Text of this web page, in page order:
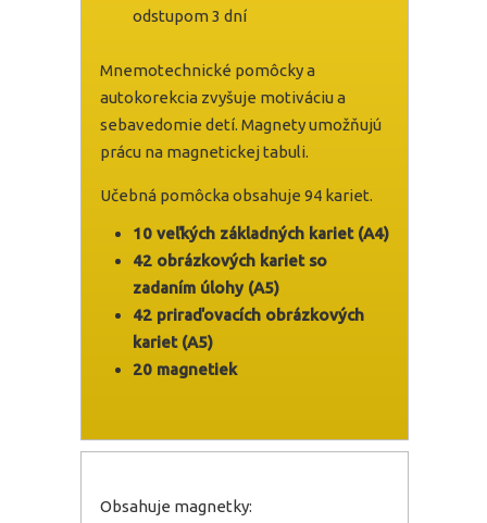
odstupom 3 dní
Mnemotechnické pomôcky a
autokorekcia zvyšuje motiváciu a
sebavedomie detí. Magnety umožňujú
prácu na magnetickej tabuli.
Učebná pomôcka obsahuje 94 kariet.
10 veľkých základných kariet (A4)
42 obrázkových kariet so
zadaním úlohy (A5)
42 priraďovacích obrázkových
kariet (A5)
20 magnetiek
Obsahuje magnetky: